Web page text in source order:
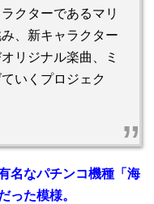
クターであるマリ
、新キャラクター
リジナル楽曲、ミ
いくプロジェク
名なパチンコ機種「海
った模様。